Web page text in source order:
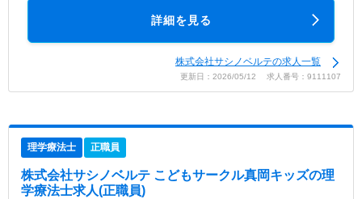
詳細を見る
株式会社サシノベルテの求人一覧
更新日：2026/05/12 求人番号：9111107
理学療法士 正職員
株式会社サシノベルテ こどもサークル真岡キッズの理
学療法士求人(正職員)